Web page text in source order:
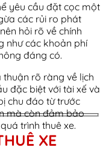
yêu cầu đặt cọc một
các rủi ro phát
hỏi rõ về chính
như các khoản phí
đáng có.
thuận rõ ràng về lịch
đặc biệt với tài xế và
chu đáo từ trước
mà còn đảm bảo
trình thuê xe.
XE